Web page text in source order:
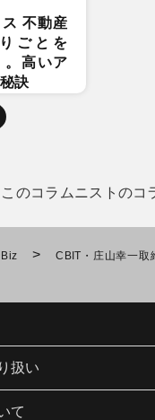
不動産
ごとを
。高いア
訣
このコラムニストのコ
>
CBIT・庄山幸一
扱い
て